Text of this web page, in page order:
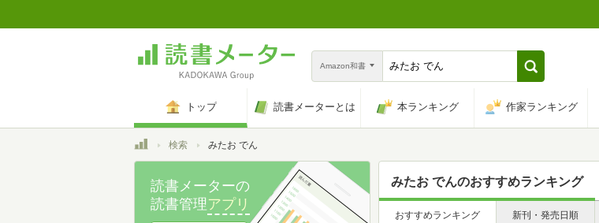
Amazon和書
トップ 読書メーターとは 本ランキング 作家ランキング
トップ検索 みたお でん
みたお でんのおすすめランキング
おすすめランキング 新刊・発売日順
読書メーターの
読書管理アプリ